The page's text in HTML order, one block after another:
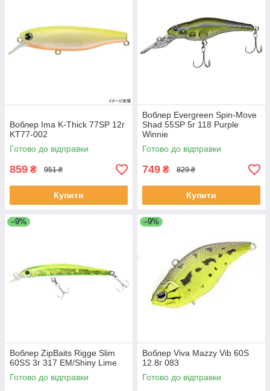
Воблер Ima K-Thick 77SP 12г
KT77-002
Готово до відправки
859 ₴ 951 ₴
Купити
Воблер Evergreen Spin-Move
Shad 55SP 5г 118 Purple
Winnie
Готово до відправки
749 ₴ 829 ₴
Купити
–9%
Воблер ZipBaits Rigge Slim
60SS 3г 317 EM/Shiny Lime
Готово до відправки
–9%
Воблер Viva Mazzy Vib 60S
12.8г 083
Готово до відправки